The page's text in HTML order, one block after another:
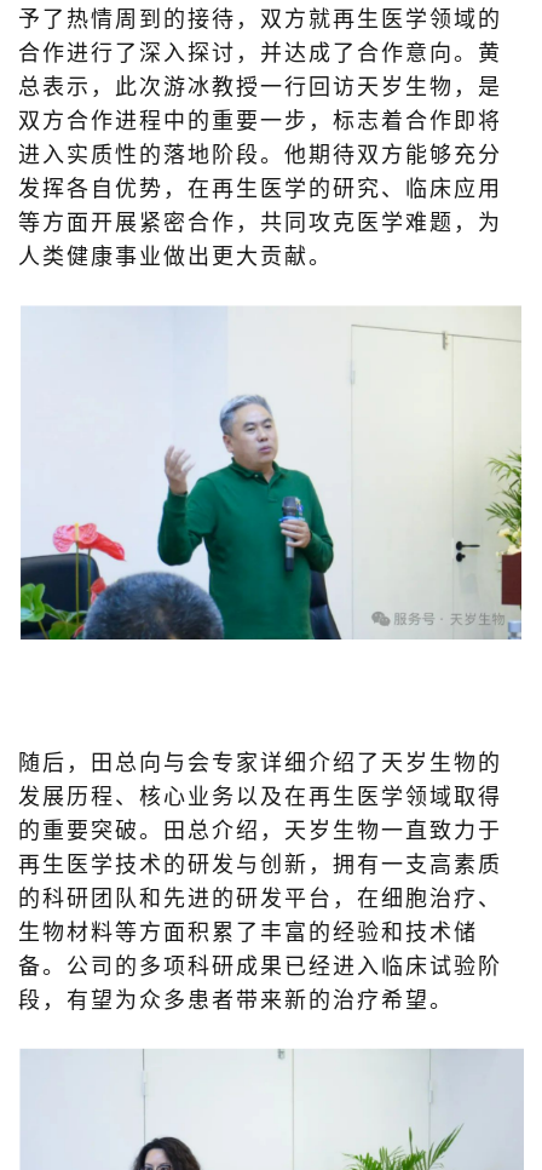
予了热情周到的接待，双方就再生医学领域的
合作进行了深入探讨，并达成了合作意向。黄
总表示，此次游冰教授一行回访天岁生物，是
双方合作进程中的重要一步，标志着合作即将
进入实质性的落地阶段。他期待双方能够充分
发挥各自优势，在再生医学的研究、临床应用
等方面开展紧密合作，共同攻克医学难题，为
人类健康事业做出更大贡献。
随后，田总向与会专家详细介绍了天岁生物的
发展历程、核心业务以及在再生医学领域取得
的重要突破。田总介绍，天岁生物一直致力于
再生医学技术的研发与创新，拥有一支高素质
的科研团队和先进的研发平台，在细胞治疗、
生物材料等方面积累了丰富的经验和技术储
备。公司的多项科研成果已经进入临床试验阶
段，有望为众多患者带来新的治疗希望。